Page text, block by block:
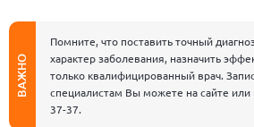
ВАЖНО
Помните, что поставить точный
характер заболевания, назначить
только квалифицированный врач.
специалистам Вы можете на сайте
37-37.